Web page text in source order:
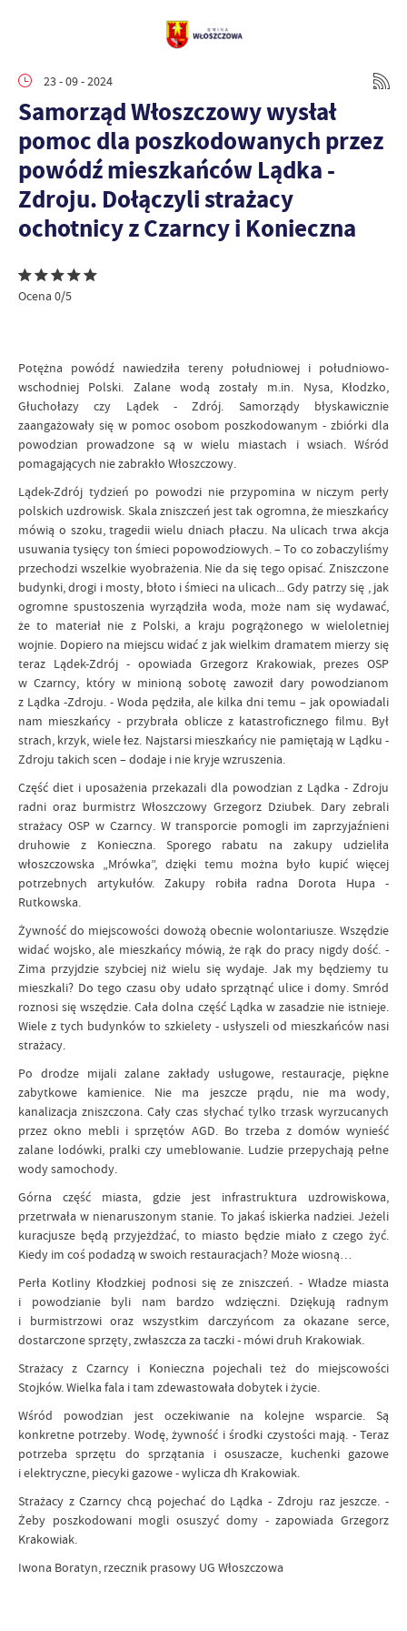
23 - 09 - 2024
Samorząd Włoszczowy wysłał
pomoc dla poszkodowanych przez
powódź mieszkańców Lądka -
Zdroju. Dołączyli strażacy
ochotnicy z Czarncy i Konieczna
Ocena 0/5
Potężna powódź nawiedziła tereny południowej i południowo-
wschodniej Polski. Zalane wodą zostały m.in. Nysa, Kłodzko,
Głuchołazy czy Lądek - Zdrój. Samorządy błyskawicznie
zaangażowały się w pomoc osobom poszkodowanym - zbiórki dla
powodzian prowadzone są w wielu miastach i wsiach. Wśród
pomagających nie zabrakło Włoszczowy.
Lądek-Zdrój tydzień po powodzi nie przypomina w niczym perły
polskich uzdrowisk. Skala zniszczeń jest tak ogromna, że mieszkańcy
mówią o szoku, tragedii wielu dniach płaczu. Na ulicach trwa akcja
usuwania tysięcy ton śmieci popowodziowych. – To co zobaczyliśmy
przechodzi wszelkie wyobrażenia. Nie da się tego opisać. Zniszczone
budynki, drogi i mosty, błoto i śmieci na ulicach... Gdy patrzy się , jak
ogromne spustoszenia wyrządziła woda, może nam się wydawać,
że to materiał nie z Polski, a kraju pogrążonego w wieloletniej
wojnie. Dopiero na miejscu widać z jak wielkim dramatem mierzy się
teraz Lądek-Zdrój - opowiada Grzegorz Krakowiak, prezes OSP
w Czarncy, który w minioną sobotę zawoził dary powodzianom
z Lądka -Zdroju. - Woda pędziła, ale kilka dni temu – jak opowiadali
nam mieszkańcy - przybrała oblicze z katastroficznego filmu. Był
strach, krzyk, wiele łez. Najstarsi mieszkańcy nie pamiętają w Lądku -
Zdroju takich scen – dodaje i nie kryje wzruszenia.
Część diet i uposażenia przekazali dla powodzian z Lądka - Zdroju
radni oraz burmistrz Włoszczowy Grzegorz Dziubek. Dary zebrali
strażacy OSP w Czarncy. W transporcie pomogli im zaprzyjaźnieni
druhowie z Konieczna. Sporego rabatu na zakupy udzieliła
włoszczowska „Mrówka”, dzięki temu można było kupić więcej
potrzebnych artykułów. Zakupy robiła radna Dorota Hupa -
Rutkowska.
Żywność do miejscowości dowożą obecnie wolontariusze. Wszędzie
widać wojsko, ale mieszkańcy mówią, że rąk do pracy nigdy dość. -
Zima przyjdzie szybciej niż wielu się wydaje. Jak my będziemy tu
mieszkali? Do tego czasu oby udało sprzątnąć ulice i domy. Smród
roznosi się wszędzie. Cała dolna część Lądka w zasadzie nie istnieje.
Wiele z tych budynków to szkielety - usłyszeli od mieszkańców nasi
strażacy.
Po drodze mijali zalane zakłady usługowe, restauracje, piękne
zabytkowe kamienice. Nie ma jeszcze prądu, nie ma wody,
kanalizacja zniszczona. Cały czas słychać tylko trzask wyrzucanych
przez okno mebli i sprzętów AGD. Bo trzeba z domów wynieść
zalane lodówki, pralki czy umeblowanie. Ludzie przepychają pełne
wody samochody.
Górna część miasta, gdzie jest infrastruktura uzdrowiskowa,
przetrwała w nienaruszonym stanie. To jakaś iskierka nadziei. Jeżeli
kuracjusze będą przyjeżdżać, to miasto będzie miało z czego żyć.
Kiedy im coś podadzą w swoich restauracjach? Może wiosną…
Perła Kotliny Kłodzkiej podnosi się ze zniszczeń. - Władze miasta
i powodzianie byli nam bardzo wdzięczni. Dziękują radnym
i burmistrzowi oraz wszystkim darczyńcom za okazane serce,
dostarczone sprzęty, zwłaszcza za taczki - mówi druh Krakowiak.
Strażacy z Czarncy i Konieczna pojechali też do miejscowości
Stojków. Wielka fala i tam zdewastowała dobytek i życie.
Wśród powodzian jest oczekiwanie na kolejne wsparcie. Są
konkretne potrzeby. Wodę, żywność i środki czystości mają. - Teraz
potrzeba sprzętu do sprzątania i osuszacze, kuchenki gazowe
i elektryczne, piecyki gazowe - wylicza dh Krakowiak.
Strażacy z Czarncy chcą pojechać do Lądka - Zdroju raz jeszcze. -
Żeby poszkodowani mogli osuszyć domy - zapowiada Grzegorz
Krakowiak.
Iwona Boratyn, rzecznik prasowy UG Włoszczowa